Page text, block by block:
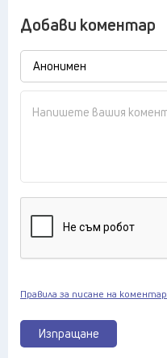
Добави коментар
Изпращане
Правила за писане на коментар